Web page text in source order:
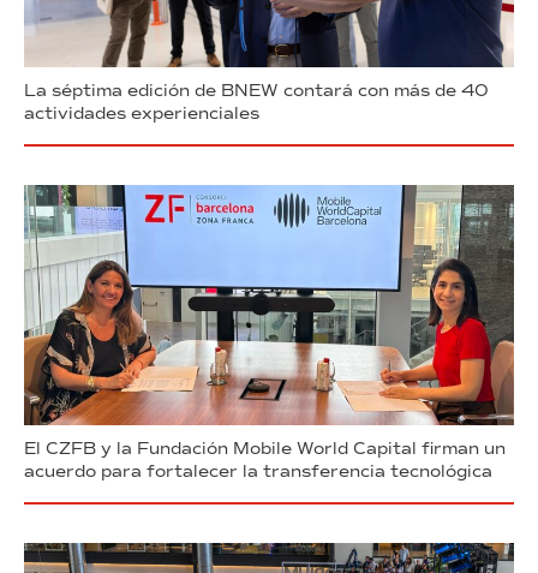
La séptima edición de BNEW contará con más de 40
actividades experienciales
El CZFB y la Fundación Mobile World Capital firman un
acuerdo para fortalecer la transferencia tecnológica